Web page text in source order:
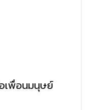
เพื่อนมนุษย์